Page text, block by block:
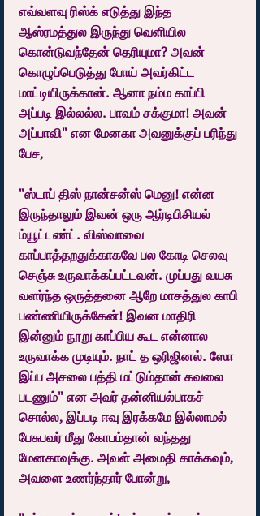
எவ்வளவு ரிஸ்க் எடுத்து இந்த
ஆஸ்ரமத்துல இருந்து வெளியில
கொன்டுவந்தேன் தெரியுமா? அவன்
கொழுப்பெடுத்து போய் அவர்கிட்ட
மாட்டியிருக்கான். ஆனா நம்ம காப்பி
அப்படி இல்லல்ல. பாவம் சக்குமா! அவன்
அப்பாவி" என மேனகா அவனுக்குப் பரிந்து
பேச,
"ஸ்டாப் திஸ் நான்சன்ஸ் மெனு! என்ன
இருந்தாலும் இவன் ஒரு ஆர்டிபிசியல்
ம்யூட்டண்ட். விஸ்வாவை
காப்பாத்தறதுக்காகவே பல கோடி செலவு
செஞ்சு உருவாக்கப்பட்டவன். முப்பது வயசு
வளர்ந்த ஒருத்தனை ஆறே மாசத்துல காபி
பண்ணியிருக்கேன்! இவன மாதிரி
இன்னும் நூறு காப்பிய கூட என்னால
உருவாக்க முடியும். நாட் த ஒரிஜினல். ஸோ
இப்ப அசலை பத்தி மட்டும்தான் கவலை
படணும்" என அவர் தன்னியல்பாகச்
சொல்ல, இப்படி ஈவு இரக்கமே இல்லாமல்
பேசுபவர் மீது கோபம்தான் வந்தது
மேனகாவுக்கு. அவள் அமைதி காக்கவும்,
அவளை உணர்ந்தார் போன்று,